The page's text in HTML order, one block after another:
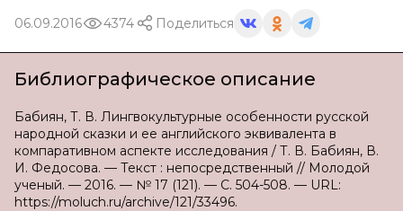
06.09.2016 4374 Поделиться
Библиографическое описание
Бабиян, Т. В. Лингвокультурные особенности русской
народной сказки и ее английского эквивалента в
компаративном аспекте исследования / Т. В. Бабиян, В.
И. Федосова. — Текст : непосредственный // Молодой
ученый. — 2016. — № 17 (121). — С. 504-508. — URL:
https://moluch.ru/archive/121/33496.